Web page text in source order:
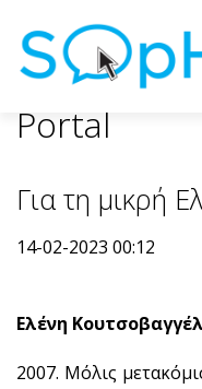
Portal
Για τη μικρή
14-02-2023 00:12
Ελένη
2007. Μόλις